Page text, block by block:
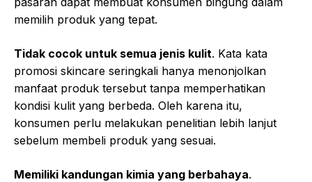
memilih produk yang tepat.
Tidak cocok untuk semua jenis kulit. Kata kata
promosi skincare seringkali hanya menonjolkan
manfaat produk tersebut tanpa memperhatikan
kondisi kulit yang berbeda. Oleh karena itu,
konsumen perlu melakukan penelitian lebih lanjut
sebelum membeli produk yang sesuai.
Memiliki kandungan kimia yang berbahaya.